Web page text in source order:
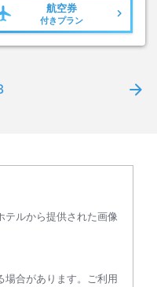
航空券
付きプラン
テルから提供された画像
場合があります。ご利用